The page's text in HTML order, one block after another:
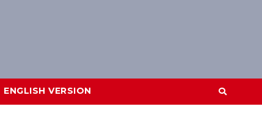
ENGLISH VERSION